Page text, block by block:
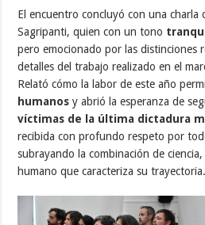
El encuentro concluyó con una charla
Sagripanti, quien con un tono
pero emocionado por las distinciones
detalles del trabajo realizado en el
Relató cómo la labor de este año
humanos y abrió la esperanza de
víctimas de la última dictadura
recibida con profundo respeto por
subrayando la combinación de
humano que caracteriza su trayectoria.